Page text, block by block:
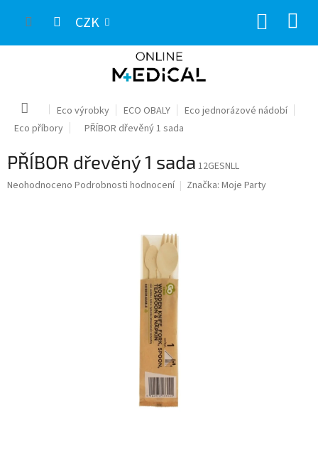
CZK
Domů Eco výrobky ECO OBALY
Eco jednorázové nádobí
Eco příbory
PŘÍBOR dřevěný 1 sada
PŘÍBOR dřevěný 1 sada 12GESNLL
Průměrné
Neohodnoceno Podrobnosti hodnocení Značka: Moje Party